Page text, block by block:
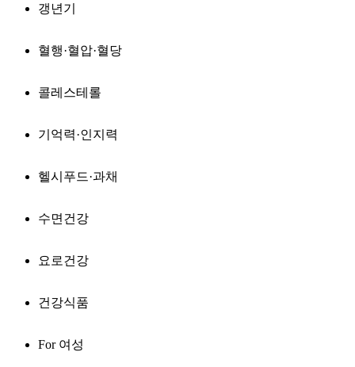
갱년기
혈행·혈압·혈당
콜레스테롤
기억력·인지력
헬시푸드·과채
수면건강
요로건강
건강식품
For 여성